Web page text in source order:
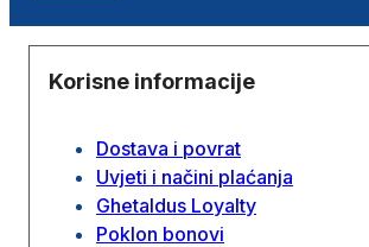
Korisne informacije
Dostava i povrat
Uvjeti i načini plaćanja
Ghetaldus Loyalty
Poklon bonovi